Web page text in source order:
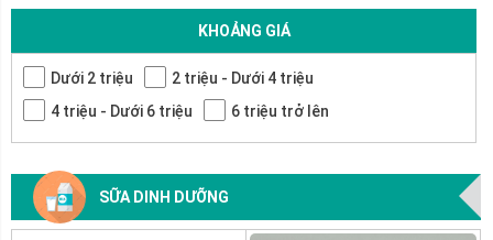
KHOẢNG GIÁ
Dưới 2 triệu
2 triệu - Dưới 4 triệu
4 triệu - Dưới 6 triệu
6 triệu trở lên
SỮA DINH DƯỠNG